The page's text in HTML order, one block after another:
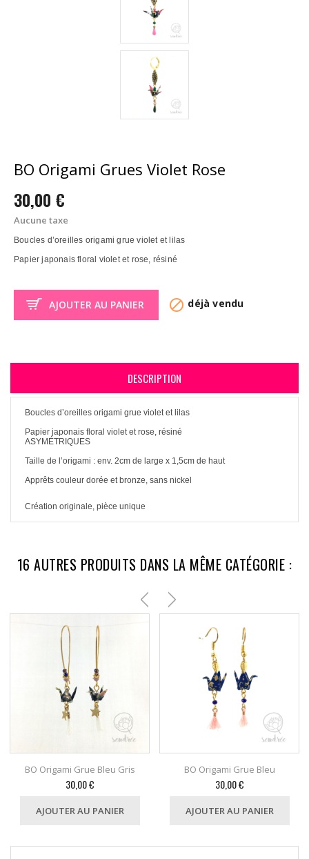
BO Origami Grues Violet Rose
30,00 €
Aucune taxe
Boucles d’oreilles origami grue violet et lilas
Papier japonais floral violet et rose, résiné
AJOUTER AU PANIER  déjà vendu
DESCRIPTION
Boucles d’oreilles origami grue violet et lilas
Papier japonais floral violet et rose, résiné
ASYMÉTRIQUES
Taille de l’origami : env. 2cm de large x 1,5cm de haut
Apprêts couleur dorée et bronze, sans nickel
Création originale, pièce unique
16 AUTRES PRODUITS DANS LA MÊME CATÉGORIE :
BO Origami Grue Bleu Gris
Prix
30,00 €
AJOUTER AU PANIER
BO Origami Grue Bleu
Prix
30,00 €
AJOUTER AU PANIER